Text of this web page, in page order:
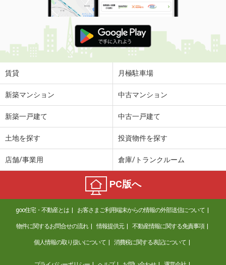
沖縄県宜野湾市愛知３丁目
価 格
9万円
住 所
沖縄県宜野湾市愛知３丁目
専有面積
沖縄県南城市大里字仲間
5.30万円
沖縄県那覇市小禄１丁目
6.40万円
住 所
沖縄県那覇市小禄１丁目
専有面積 23.18m²
間取り
1K
沖縄県浦添市内間４丁目
賃貸 月極駐車場
新築マンション 中古マンション
新築一戸建て 中古一戸建て
土地を探す 投資物件を探す
店舗/事業用 倉庫/トランクルーム
PC版へ
goo住宅・不動産とは お客さまご利用端末からの情報の外部送信について
物件に関するお問合せの流れ 情報提供元 不動産情報に関する免責事項
個人情報の取り扱いについて 消費税に関する表記について